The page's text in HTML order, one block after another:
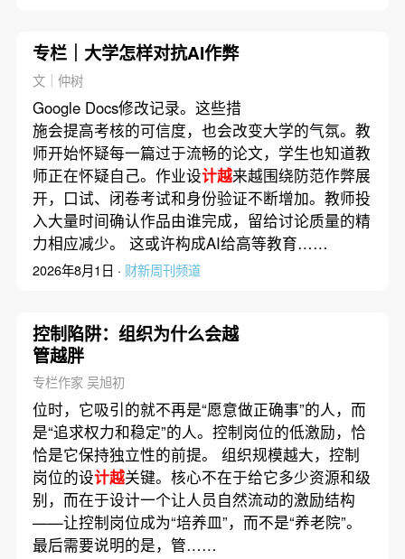
专栏｜大学怎样对抗AI作弊
文｜仲树
Google Docs修改记录。这些措
施会提高考核的可信度，也会改变大学的气氛。教
师开始怀疑每一篇过于流畅的论文，学生也知道教
师正在怀疑自己。作业设计越来越围绕防范作弊展
开，口试、闭卷考试和身份验证不断增加。教师投
入大量时间确认作品由谁完成，留给讨论质量的精
力相应减少。 这或许构成AI给高等教育……
2026年8月1日 · 财新周刊频道
控制陷阱：组织为什么会越
管越胖
专栏作家 吴旭初
位时，它吸引的就不再是“愿意做正确事”的人，而
是“追求权力和稳定”的人。控制岗位的低激励，恰
恰是它保持独立性的前提。 组织规模越大，控制
岗位的设计越关键。核心不在于给它多少资源和级
别，而在于设计一个让人员自然流动的激励结构
——让控制岗位成为“培养皿”，而不是“养老院”。
最后需要说明的是，管……